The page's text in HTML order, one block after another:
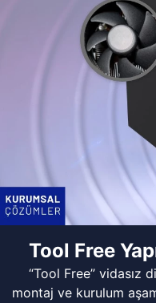
Tool Free
“Tool Free” vidasız
montaj ve kurulum